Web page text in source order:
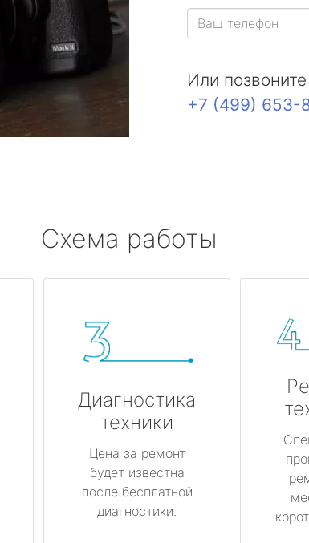
Или
+7 (499) 653-
Схема работы
Диагностика
техники
Цена за ремонт
будет известна
после бесплатной
диагностики.